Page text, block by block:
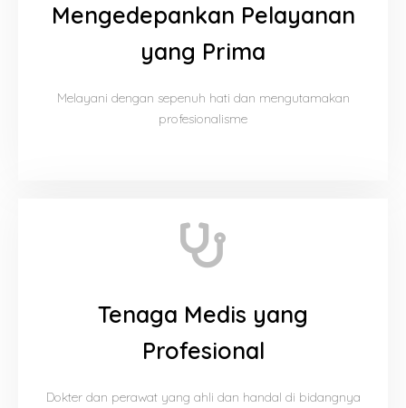
Mengedepankan Pelayanan
yang Prima
Melayani dengan sepenuh hati dan mengutamakan
profesionalisme
Tenaga Medis yang
Profesional
Dokter dan perawat yang ahli dan handal di bidangnya